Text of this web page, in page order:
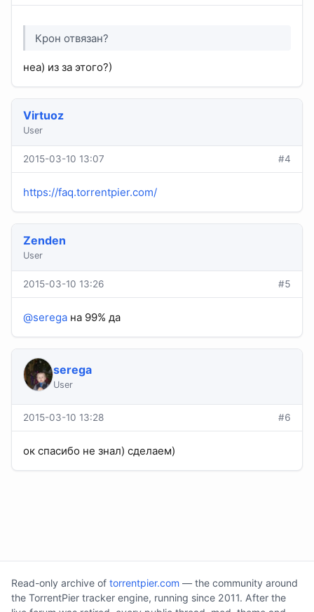
Крон отвязан?
неа) из за этого?)
Virtuoz
User
2015-03-10 13:07 #4
https://faq.torrentpier.com/
Zenden
User
2015-03-10 13:26 #5
@serega на 99% да
serega
User
2015-03-10 13:28 #6
ок спасибо не знал) сделаем)
Read-only archive of torrentpier.com — the community around
the TorrentPier tracker engine, running since 2011. After the